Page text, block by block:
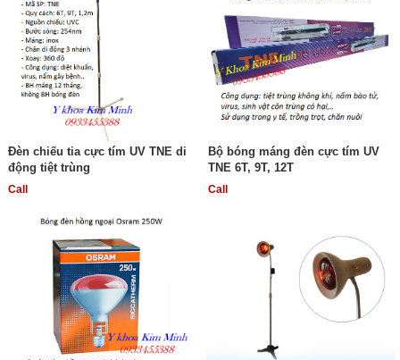
Đèn chiếu tia cực tím UV TNE di
động tiệt trùng
Call
Bộ bóng máng đèn cực tím UV
TNE 6T, 9T, 12T
Call